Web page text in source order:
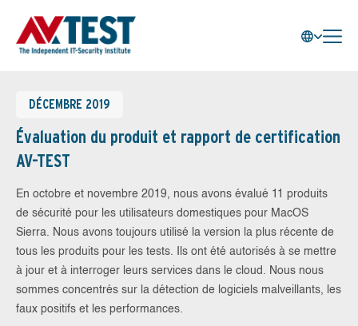
DÉCEMBRE 2019
Évaluation du produit et rapport de certification
AV-TEST
En octobre et novembre 2019, nous avons évalué 11 produits
de sécurité pour les utilisateurs domestiques pour MacOS
Sierra. Nous avons toujours utilisé la version la plus récente de
tous les produits pour les tests. Ils ont été autorisés à se mettre
à jour et à interroger leurs services dans le cloud. Nous nous
sommes concentrés sur la détection de logiciels malveillants, les
faux positifs et les performances.